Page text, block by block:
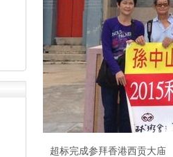
超标完成参拜香港西贡大庙